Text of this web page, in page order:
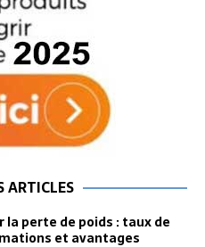
ARTICLES
la perte de poids : taux de
et avantages